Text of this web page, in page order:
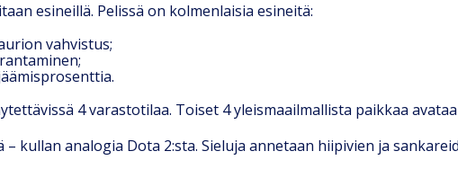
esineillä. Pelissä on kolmenlaisia ​​esineitä:
vahvistus;
4 varastotilaa. Toiset 4 yleismaailmallista paikkaa
kullan analogia Dota 2:sta. Sieluja annetaan hiipivien ja